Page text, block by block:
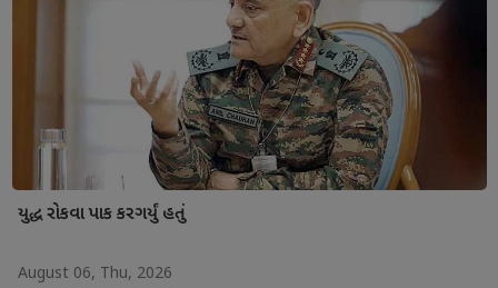
યુદ્ધ રોકવા પાક કરગર્યું હતું
August 06, Thu, 2026